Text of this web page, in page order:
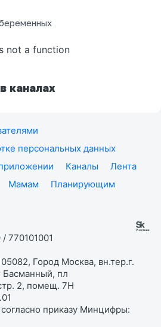
not a function
каналах
персональных данных
Каналы
Лента
Мамам
Планирующим
770101001
Город Москва, вн.тер.г.
Басманный, пл
2, помещ. 7Н
приказу Минцифры: